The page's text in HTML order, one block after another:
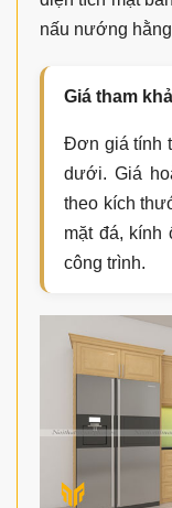
nấu nướng
Giá tham
Đơn giá tính
dưới. Giá
theo kích
mặt đá, kính
công trình.